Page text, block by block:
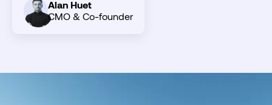
Alan Huet
CMO & Co-founder